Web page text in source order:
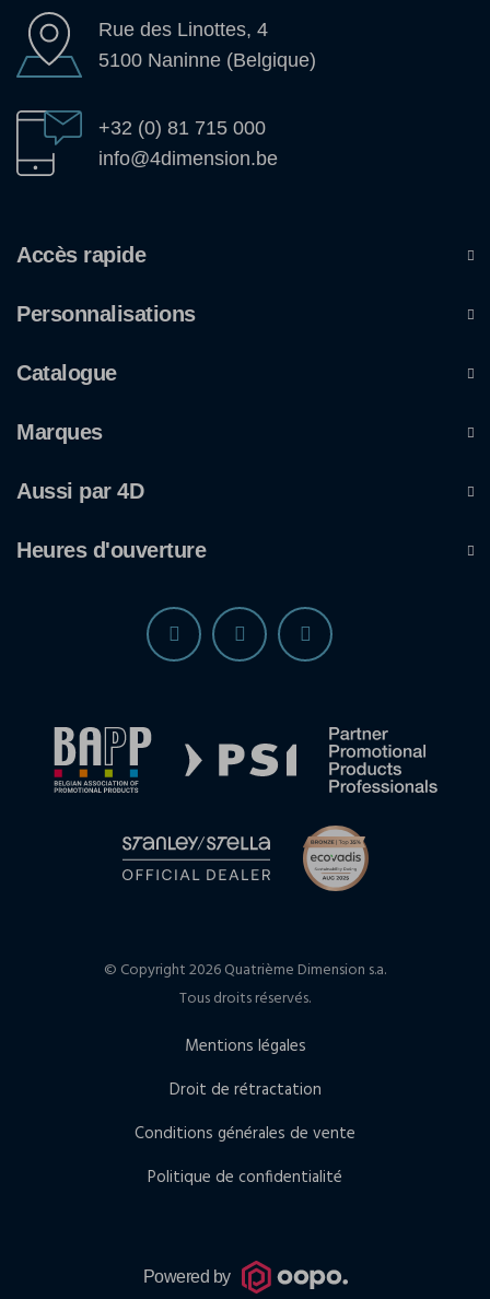
Rue des Linottes, 4
5100 Naninne (Belgique)
+32 (0) 81 715 000
info@4dimension.be
Accès rapide
Personnalisations
Catalogue
Marques
Aussi par 4D
Heures d'ouverture
© Copyright 2026 Quatrième Dimension s.a.
Tous droits réservés.
Mentions légales
Droit de rétractation
Conditions générales de vente
Politique de confidentialité
Powered by